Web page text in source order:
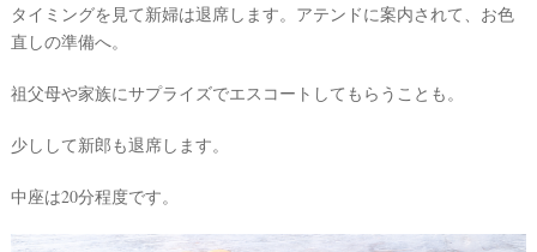
タイミングを見て新婦は退席します。アテンドに案内されて、お色
直しの準備へ。
祖父母や家族にサプライズでエスコートしてもらうことも。
少しして新郎も退席します。
中座は20分程度です。